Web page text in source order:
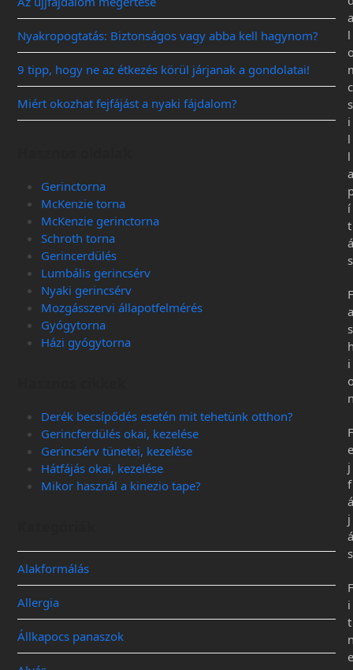
Nyakropogtatás: Biztonságos vagy abba kell hagynom?
9 tipp, hogy ne az étkezés körül járjanak a gondolatai!
Miért okozhat fejfájást a nyaki fájdalom?
Gerinctorna
McKenzie torna
McKenzie gerinctorna
Schroth torna
Gerincerdülés
Lumbális gerincsérv
Nyaki gerincsérv
Mozgásszervi állapotfelmérés
Gyógytorna
Házi gyógytorna
Derék becsípődés esetén mit tehetünk otthon?
Gerincferdülés okai, kezelése
Gerincsérv tünetei, kezelése
Hátfájás okai, kezelése
Mikor használ a kinezio tape?
Alakformálás
Allergia
Állkapocs panaszok
a
l
c
s
i
l
l
a
í
t
á
s
F
a
s
i
F
e
j
f
á
j
á
s
F
i
t
e